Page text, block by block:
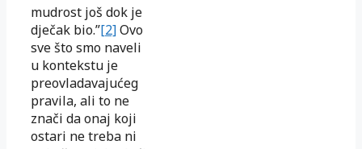
mudrost još dok je
dječak bio.”[2]Ovo
sve što smo naveli
u kontekstu je
preovladavajućeg
pravila, ali to ne
znači da onaj koji
ostari ne treba ni